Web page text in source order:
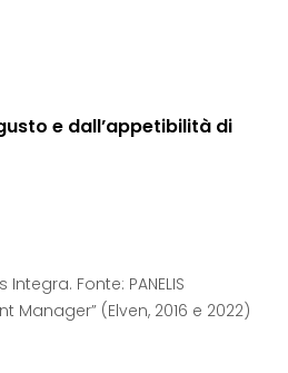
e dall’appetibilità di
Fonte: PANELIS
Manager” (Elven, 2016 e 2022)